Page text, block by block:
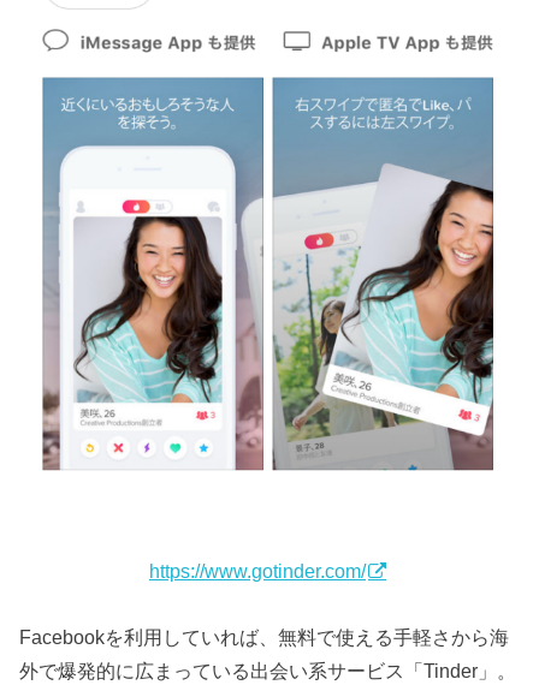
https://www.gotinder.com/
Facebookを利用していれば、無料で使える手軽さから海
外で爆発的に広まっている出会い系サービス「Tinder」。